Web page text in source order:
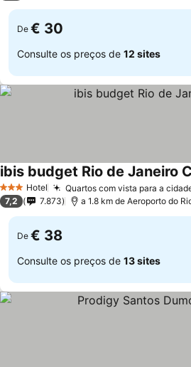
De € 30
Consulte os preços de 12 sites
3 EstrelasHotel Quartos com vista para a
ibis budget Rio de Janeiro
7,2 7.873 a 1.8 km de Aeroporto do
De € 38
Consulte os preços de 13 sites